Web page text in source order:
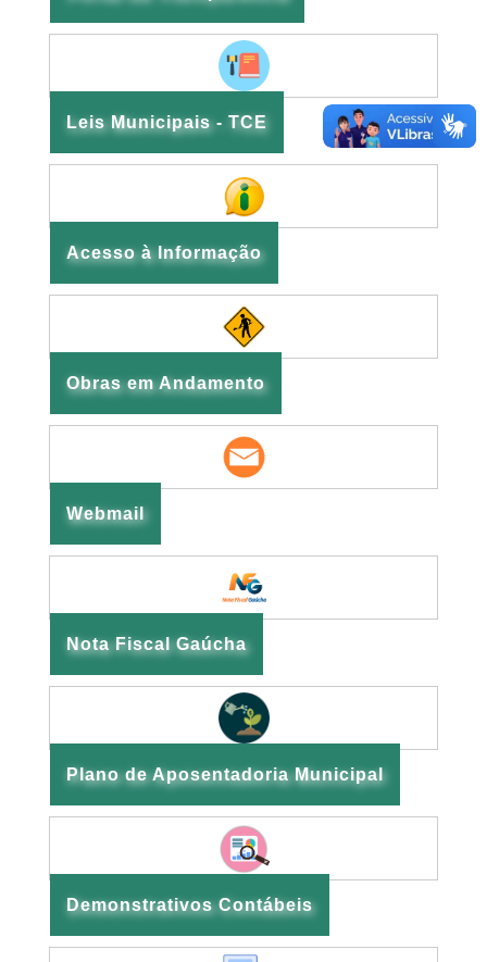
Leis Municipais - TCE
Acesso à Informação
Obras em Andamento
Webmail
Nota Fiscal Gaúcha
Plano de Aposentadoria Municipal
Demonstrativos Contábeis